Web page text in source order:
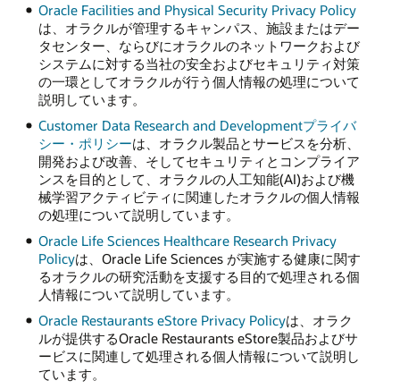
Oracle Facilities and Physical Security Privacy Policy
は、オラクルが管理するキャンパス、施設またはデー
タセンター、ならびにオラクルのネットワークおよび
システムに対する当社の安全およびセキュリティ対策
の一環としてオラクルが行う個人情報の処理について
説明しています。
Customer Data Research and Developmentプライバ
シー・ポリシーは、オラクル製品とサービスを分析、
開発および改善、そしてセキュリティとコンプライア
ンスを目的として、オラクルの人工知能(AI)および機
械学習アクティビティに関連したオラクルの個人情報
の処理について説明しています。
Oracle Life Sciences Healthcare Research Privacy
Policyは、Oracle Life Sciences が実施する健康に関す
るオラクルの研究活動を支援する目的で処理される個
人情報について説明しています。
Oracle Restaurants eStore Privacy Policyは、オラク
ルが提供するOracle Restaurants eStore製品およびサ
ービスに関連して処理される個人情報について説明し
ています。